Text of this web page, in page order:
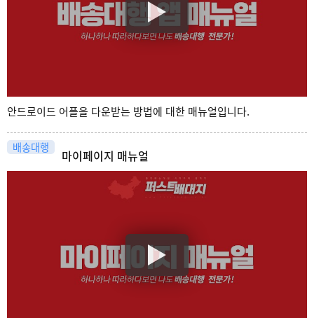
안드로이드 어플을 다운받는 방법에 대한 매뉴얼입니다.
배송대행
마이페이지 매뉴얼